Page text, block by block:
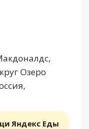
Озеро
Яндекс Еды